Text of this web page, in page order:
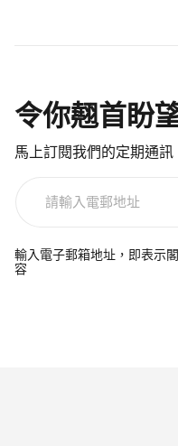
令你翹首盼
馬上訂閱我們的定期通
電
郵
輸入電子郵箱地址，即表示
容